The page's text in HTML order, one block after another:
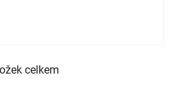
Ocelkem